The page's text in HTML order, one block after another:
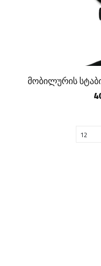
მობილურის
12